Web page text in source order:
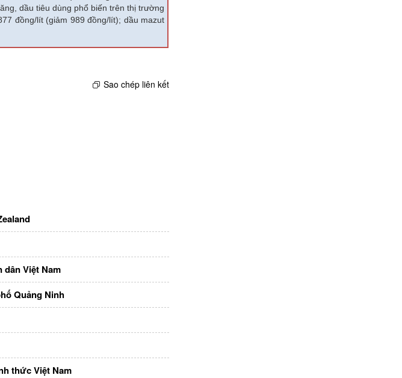
dầu tiêu dùng phổ biến trên thị trường
đồng/lít (giảm 989 đồng/lít); dầu mazut
Sao chép liên kết
Việt Nam
Quảng Ninh
thức Việt Nam